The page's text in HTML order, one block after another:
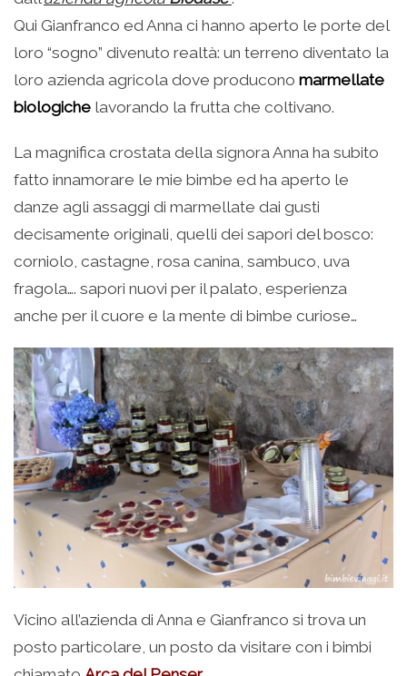
Qui Gianfranco ed Anna ci hanno aperto le porte del
loro “sogno” divenuto realtà: un terreno diventato la
loro azienda agricola dove producono marmellate
biologiche lavorando la frutta che coltivano.
La magnifica crostata della signora Anna ha subito
fatto innamorare le mie bimbe ed ha aperto le
danze agli assaggi di marmellate dai gusti
decisamente originali, quelli dei sapori del bosco:
corniolo, castagne, rosa canina, sambuco, uva
fragola…. sapori nuovi per il palato, esperienza
anche per il cuore e la mente di bimbe curiose…
Vicino all’azienda di Anna e Gianfranco si trova un
posto particolare, un posto da visitare con i bimbi